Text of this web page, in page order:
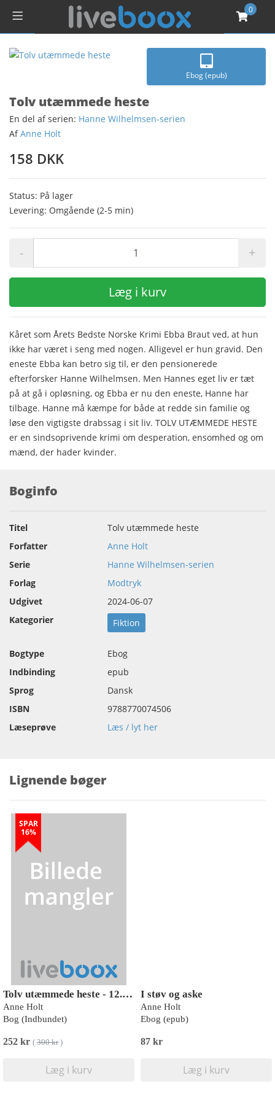
0
Ebog (epub)
Tolv utæmmede heste
En del af serien: Hanne Wilhelmsen-serien
AfAnne Holt
158 DKK
Status: På lager
Levering: Omgående (2-5 min)
- +
Læg i kurv
Kåret som Årets Bedste Norske Krimi Ebba Braut ved, at hun
ikke har været i seng med nogen. Alligevel er hun gravid. Den
eneste Ebba kan betro sig til, er den pensionerede
efterforsker Hanne Wilhelmsen. Men Hannes eget liv er tæt
på at gå i opløsning, og Ebba er nu den eneste, Hanne har
tilbage. Hanne må kæmpe for både at redde sin familie og
løse den vigtigste drabssag i sit liv. TOLV UTÆMMEDE HESTE
er en sindsoprivende krimi om desperation, ensomhed og om
mænd, der hader kvinder.
Boginfo
Titel
Tolv utæmmede heste
Forfatter
Anne Holt
Serie
Hanne Wilhelmsen-serien
Forlag
Modtryk
Udgivet
2024-06-07
Kategorier
Fiktion
Bogtype
Ebog
Indbinding
epub
Sprog
Dansk
ISBN
9788770074506
Læseprøve
Læs / lyt her
Lignende bøger
SPAR
16%
Tolv utæmmede heste - 12. Bind
Anne Holt
Bog (Indbundet)
252 kr ( 300 kr)
Læg i kurv
I støv og aske
Anne Holt
Ebog (epub)
87 kr
Læg i kurv